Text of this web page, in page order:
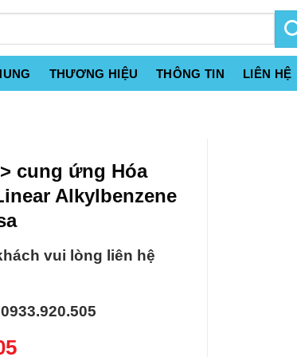
THƯƠNG HIỆU THÔNG TIN LIÊN HỆ
cung ứng Hóa
Alkylbenzene
vui lòng liên hệ